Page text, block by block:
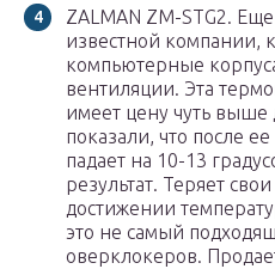
ZALMAN ZM-STG2.
известной компании,
компьютерные
вентиляции. Эта
имеет цену чуть выше
показали, что после
падает на 10-13
результат. Теряет
достижении
это не самый
оверклокеров.